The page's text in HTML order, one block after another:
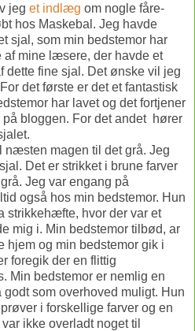
jeg et indlæg om nogle fåre-
hos Maskebal. Jeg havde
sjal, som min bedstemor har
af mine læsere, der havde et
dette fine sjal. Det ønske vil jeg
det første er det et fantastisk
har lavet og det fortjener
bloggen. For det andet hører
næsten magen til det grå. Jeg
Det er strikket i brune farver
Jeg var engang på
også hos min bedstemor. Hun
strikkehæfte, hvor der var et
mig i. Min bedstemor tilbød, ar
hjem og min bedstemor gik i
foregik der en flittig
Min bedstemor er nemlig en
som overhoved muligt. Hun
i forskellige farver og en
ikke overladt noget til